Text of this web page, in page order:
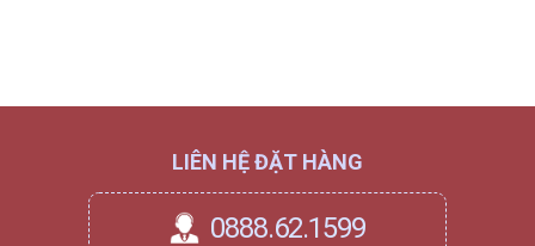
LIÊN HỆ ĐẶT HÀNG
0888.62.1599